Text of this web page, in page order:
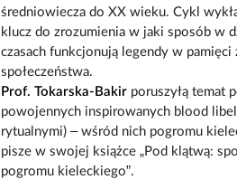
średniowiecza do XX wieku. Cykl
klucz do zrozumienia w jaki sposób w
czasach funkcjonują legendy w
społeczeństwa.
Prof. Tokarska-Bakirporuszyłą temat
powojennych inspirowanych blood
rytualnymi) – wśród nich pogromu
pisze w swojej książce „Pod klątwą:
pogromu kieleckiego”.